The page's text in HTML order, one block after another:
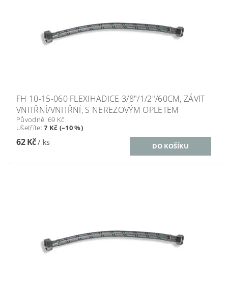
FH 10-15-060 FLEXIHADICE 3/8"/1/2"/60CM, ZÁVIT
VNITŘNÍ/VNITŘNÍ, S NEREZOVÝM OPLETEM
Původně: 69 Kč
Ušetříte:7 Kč (–10 %)
62 Kč/ ks